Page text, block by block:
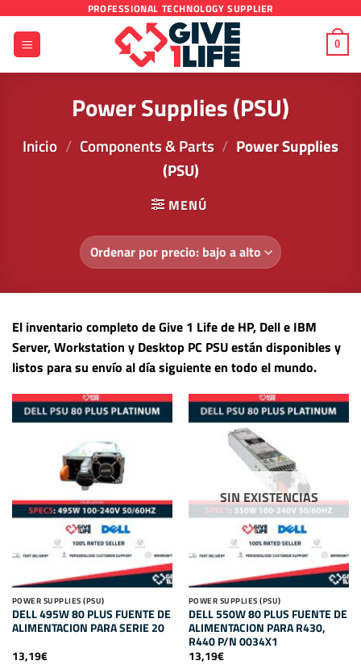
contenido
PROFESSIONAL TECHNOLOGY SUPPLIER
0
Power Supplies (PSU)
Inicio / Components & Parts / Power Supplies
(PSU)
MENÚ
El inventario completo de Give 1 Life de HP, Dell e IBM
Server, Workstation y Desktop PC PSU están disponibles y
listos para su envío al día siguiente en todo el mundo.
POWER SUPPLIES (PSU)
DELL 495W 80 PLUS FUENTE DE
ALIMENTACION PARA SERIE 20
13,19€
SIN EXISTENCIAS
POWER SUPPLIES (PSU)
DELL 550W 80 PLUS FUENTE DE
ALIMENTACION PARA R430,
R440 P/N 0034X1
13,19€